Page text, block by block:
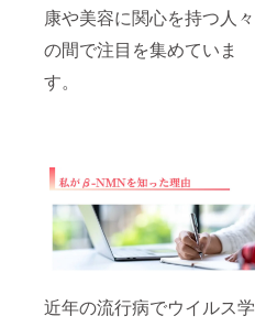
康や美容に関心を持つ人々
の間で注目を集めていま
す。
近年の流行病でウイルス学